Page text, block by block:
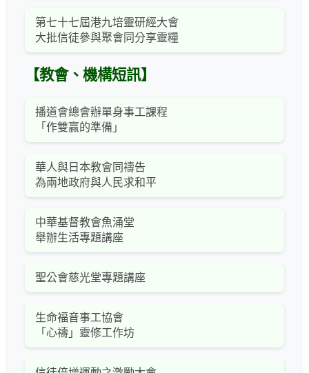
第七十七屆港九培靈研經大會
大批信徒參與聚會同分享靈糧
【教會、機構短訊】
播道會總會辦單身事工課程
「作雙贏的準備」
華人與日本教會同禱告
為兩地政府與人民求和平
中華基督教會魚涌堂
舉辦生活專題講座
聖公會慈光堂專題講座
生命福音事工協會
「心禱」靈修工作坊